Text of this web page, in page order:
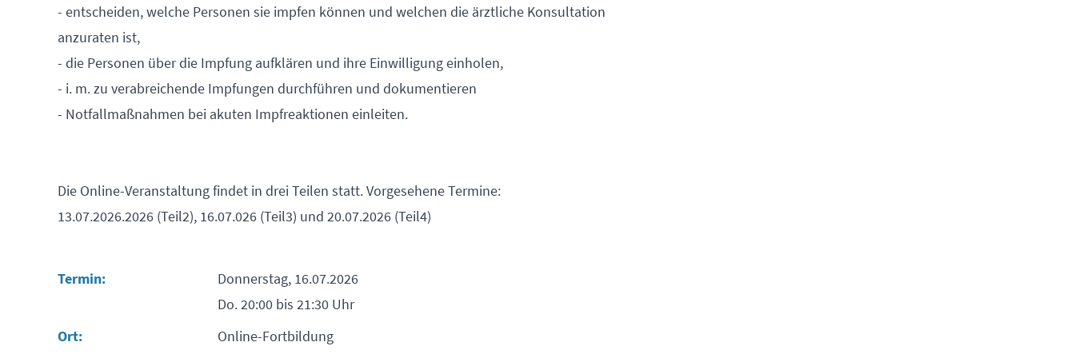
- entscheiden, welche Personen sie impfen können und welchen die ärztliche Konsultation
anzuraten ist,
- die Personen über die Impfung aufklären und ihre Einwilligung einholen,
- i. m. zu verabreichende Impfungen durchführen und dokumentieren
- Notfallmaßnahmen bei akuten Impfreaktionen einleiten.
Die Online-Veranstaltung findet in drei Teilen statt. Vorgesehene Termine:
13.07.2026.2026 (Teil2), 16.07.026 (Teil3) und 20.07.2026 (Teil4)
Termin:
Donnerstag, 16.07.2026
Do. 20:00 bis 21:30 Uhr
Ort:
Online-Fortbildung